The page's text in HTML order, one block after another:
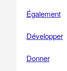
Également
Développer
Donner